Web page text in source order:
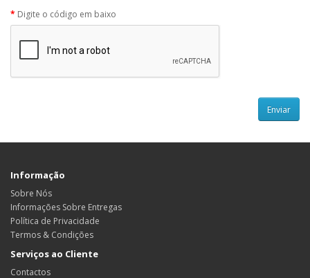
Digite o código em baixo
Informação
Sobre Nós
Informações Sobre Entregas
Política de Privacidade
Termos & Condições
Serviços ao Cliente
Contactos